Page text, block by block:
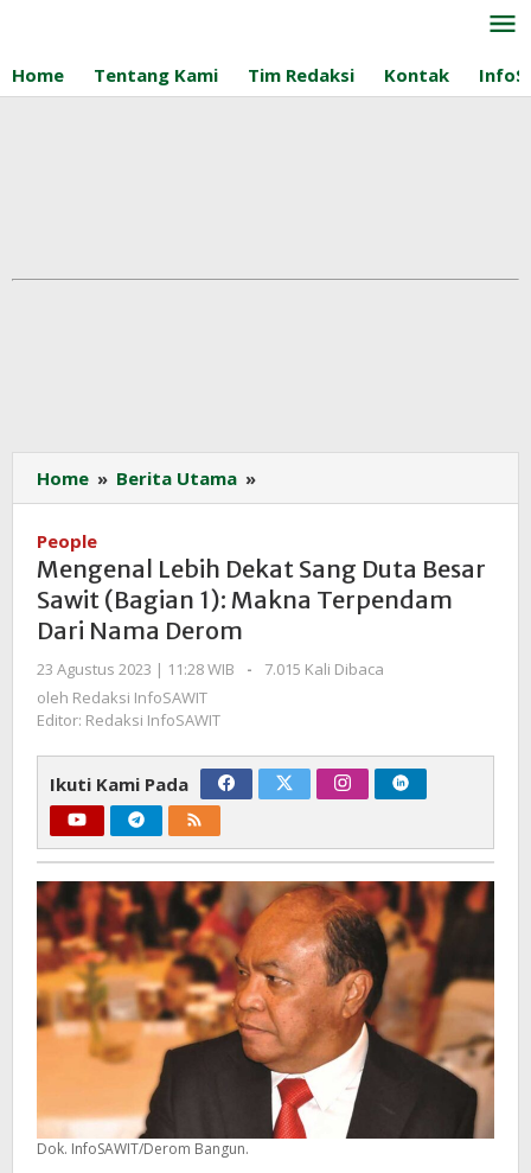
konten
Home Tentang Kami Tim Redaksi Kontak
Home » Berita Utama »
Lebih
Sang
Duta
Besar
(Bagian
Dari
Nama
People
Mengenal Lebih Dekat Sang Duta Besar
Sawit (Bagian 1): Makna Terpendam
Dari Nama Derom
23 Agustus 2023 | 11:28 WIB
oleh
-
7.015 Kali Dibaca
oleh Redaksi InfoSAWIT
Editor: Redaksi InfoSAWIT
Ikuti Kami Pada
Dok. InfoSAWIT/Derom Bangun.